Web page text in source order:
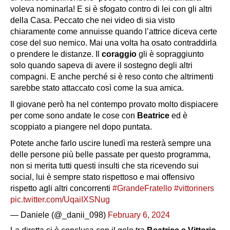
voleva nominarla! E si è sfogato contro di lei con gli altri
della Casa. Peccato che nei video di sia visto
chiaramente come annuisse quando l’attrice diceva certe
cose del suo nemico. Mai una volta ha osato contraddirla
o prendere le distanze. Il coraggio gli è sopraggiunto
solo quando sapeva di avere il sostegno degli altri
compagni. E anche perché si è reso conto che altrimenti
sarebbe stato attaccato così come la sua amica.
Il giovane però ha nel contempo provato molto dispiacere
per come sono andate le cose con Beatrice ed è
scoppiato a piangere nel dopo puntata.
Potete anche farlo uscire lunedì ma resterà sempre una
delle persone più belle passate per questo programma,
non si merita tutti questi insulti che sta ricevendo sui
social, lui è sempre stato rispettoso e mai offensivo
rispetto agli altri concorrenti #GrandeFratello #vittoriners
pic.twitter.com/UqaiIXSNug
— Daniele (@_danii_098) February 6, 2024